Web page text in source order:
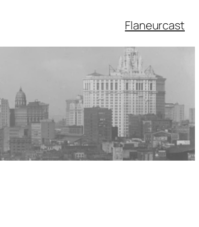
Flaneurcast